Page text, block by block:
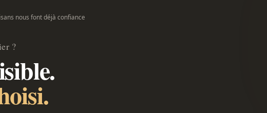
nous font déjà confiance
?